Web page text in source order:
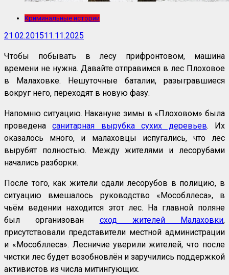
Криминальные истории
21.02.201511.11.2025
Чтобы побывать в лесу прифронтовом, машина
времени не нужна. Давайте отправимся в лес Плоховое
в Малаховке. Нешуточные баталии, разыгравшиеся
вокруг него, переходят в новую фазу.
Напомню ситуацию. Накануне зимы в «Плоховом» была
проведенасанитарная вырубка сухих деревьев. Их
оказалось много, и малаховцы испугались, что лес
вырубят полностью. Между жителями и лесорубами
начались разборки.
После того, как жители сдали лесорубов в полицию, в
ситуацию вмешалось руководство «Мособллеса», в
чьём ведении находится этот лес. На главной поляне
был организован сход жителей Малаховки,
присутствовали представители местной администрации
и «Мособллеса». Лесничие уверили жителей, что после
чистки лес будет возобновлён и заручились поддержкой
активистов из числа митингующих.